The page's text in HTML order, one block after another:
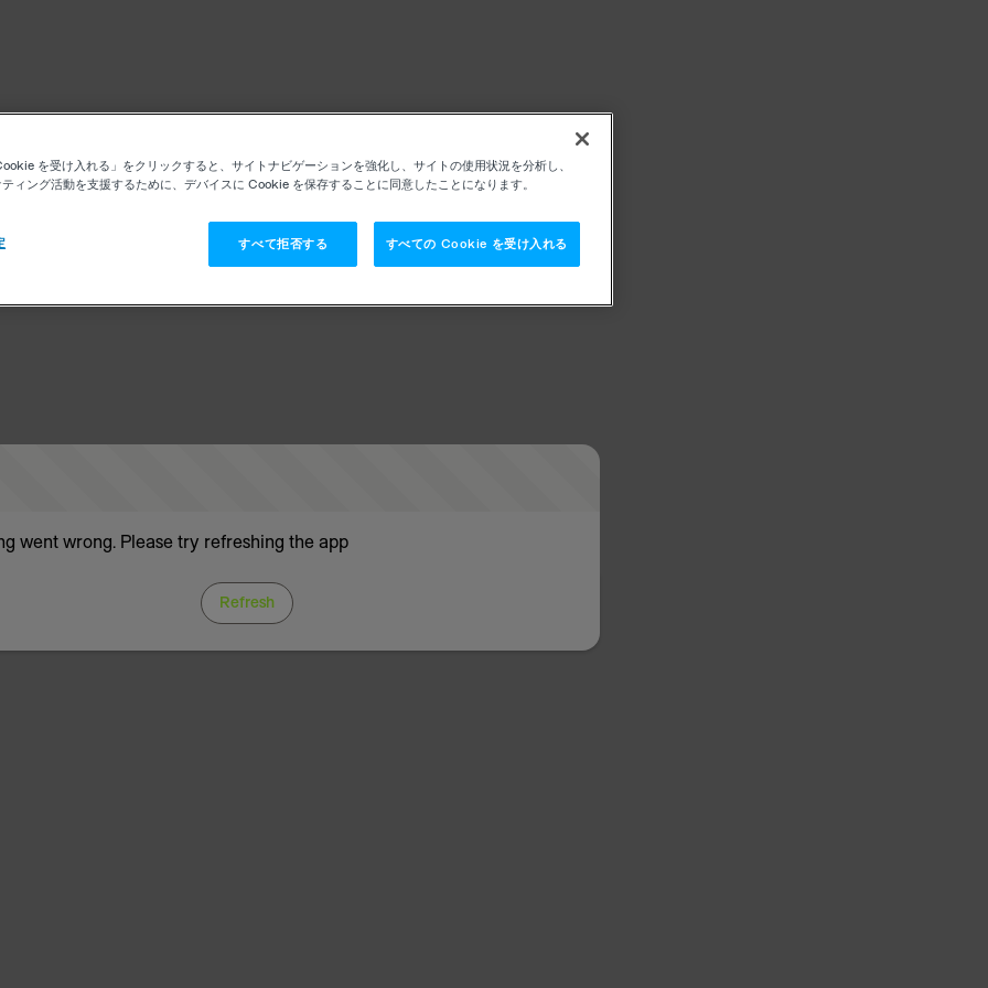
went wrong. Please try refreshing the app
Refresh
を受け入れる」をクリックすると、サイトナビゲーションを強化し、サイトの使用状況を分析し、
ィング活動を支援するために、デバイスに Cookie を保存することに同意したことになります。
すべて拒否する すべての Cookie を受け入れる